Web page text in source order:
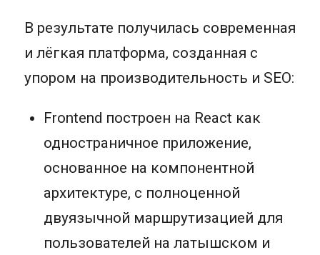
В результате получилась современная
и лёгкая платформа, созданная с
упором на производительность и SEO:
Frontend построен на React как
одностраничное приложение,
основанное на компонентной
архитектуре, с полноценной
двуязычной маршрутизацией для
пользователей на латышском и